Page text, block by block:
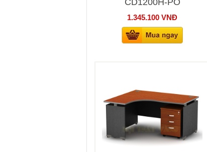
CD1200H-PO
1.345.100 VNĐ